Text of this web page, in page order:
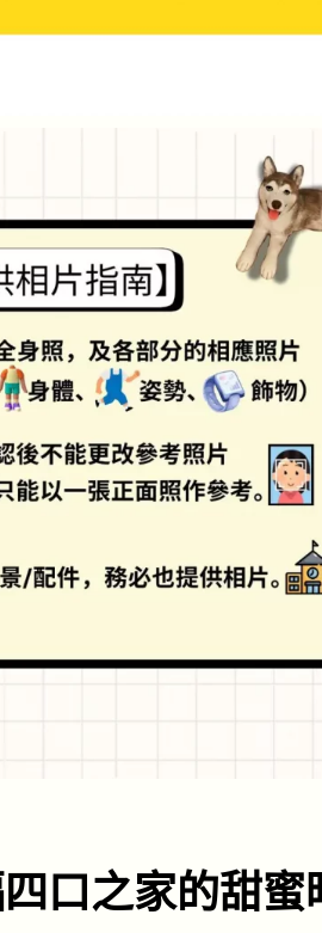
口之家的甜蜜